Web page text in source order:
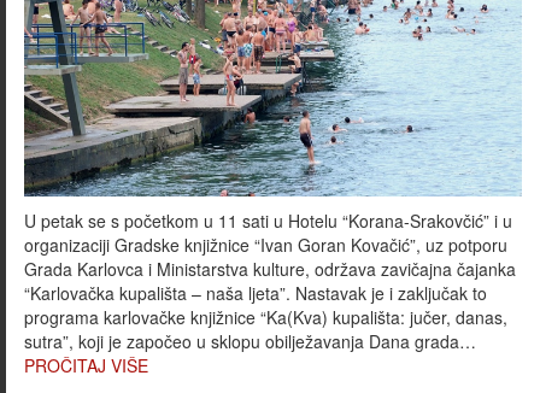
U petak se s početkom u 11 sati u Hotelu “Korana-Srakovčić” i u
organizaciji Gradske knjižnice “Ivan Goran Kovačić”, uz potporu
Grada Karlovca i Ministarstva kulture, održava zavičajna čajanka
“Karlovačka kupališta – naša ljeta”. Nastavak je i zaključak to
programa karlovačke knjižnice “Ka(Kva) kupališta: jučer, danas,
sutra”, koji je započeo u sklopu obilježavanja Dana grada…
PROČITAJ VIŠE